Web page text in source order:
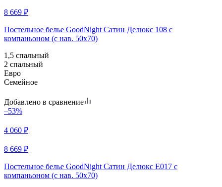
8 669 ₽
Постельное белье GoodNight Сатин Делюкс 108 с
компаньоном (с нав. 50х70)
1,5 спальный
2 спальный
Евро
Семейное
Добавлено в сравнение
–53%
4 060 ₽
8 669 ₽
Постельное белье GoodNight Сатин Делюкс E017 с
компаньоном (с нав. 50х70)